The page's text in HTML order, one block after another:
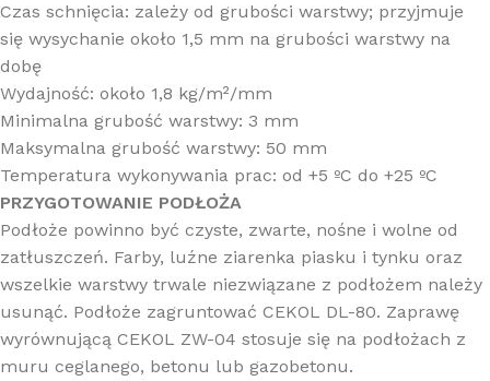
Czas schnięcia: zależy od grubości warstwy; przyjmuje
się wysychanie około 1,5 mm na grubości warstwy na
dobę
Wydajność: około 1,8 kg/m²/mm
Minimalna grubość warstwy: 3 mm
Maksymalna grubość warstwy: 50 mm
Temperatura wykonywania prac: od +5 ºC do +25 ºC
PRZYGOTOWANIE PODŁOŻA
Podłoże powinno być czyste, zwarte, nośne i wolne od
zatłuszczeń. Farby, luźne ziarenka piasku i tynku oraz
wszelkie warstwy trwale niezwiązane z podłożem należy
usunąć. Podłoże zagruntować CEKOL DL-80. Zaprawę
wyrównującą CEKOL ZW-04 stosuje się na podłożach z
muru ceglanego, betonu lub gazobetonu.